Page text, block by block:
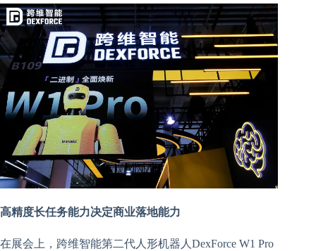
高精度长任务能力决定商业落地能力
在展会上，跨维智能第二代人形机器人DexForce W1 Pro